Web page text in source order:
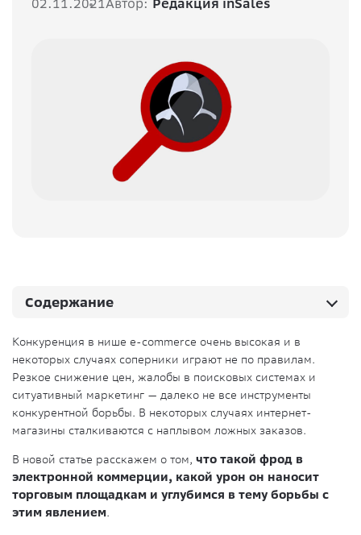
02.11.2021Автор: Редакция inSales
Конкуренция в нише e-commerce очень высокая и в
некоторых случаях соперники играют не по правилам.
Резкое снижение цен, жалобы в поисковых системах и
ситуативный маркетинг — далеко не все инструменты
конкурентной борьбы. В некоторых случаях интернет-
магазины сталкиваются с наплывом ложных заказов.
В новой статье расскажем о том, что такой фрод в
электронной коммерции, какой урон он наносит
торговым площадкам и углубимся в тему борьбы с
этим явлением.
Содержание